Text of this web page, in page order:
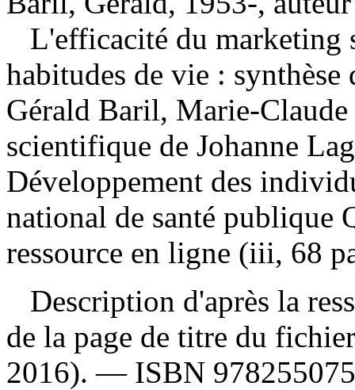
L'efficacité du marketing
habitudes de vie : synthèse
Gérald Baril, Marie-
scientifique de Johanne
Développement des
national de santé publique
ressource en ligne (iii, 68
Description d'après la
de la page de titre du
2016). — ISBN